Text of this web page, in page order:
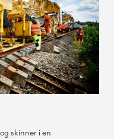
skinner i en